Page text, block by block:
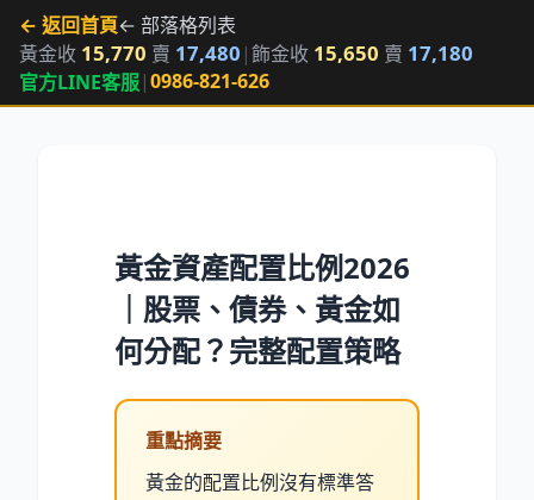
← 返回首頁← 部落格列表
黃金收 15,770 賣 17,480 |飾金收 15,650 賣 17,180
官方LINE客服|0986-821-626
黃金資產配置比例2026
｜股票、債券、黃金如
何分配？完整配置策略
重點摘要
黃金的配置比例沒有標準答